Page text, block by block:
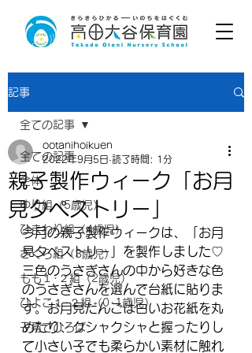
記事
全ての記事
全体
ゆり組（5歳児）
ひまわり組（4歳児）
さくら組（3歳児）
もも１･２組（2歳児）
ひよこ１･２組（0･1歳児）
子育てひろば
全ての記事
親子製作ウィーク「お月
見タペストリー」
ootanihoikuen
2022年9月5日 読了時間: 1分
今月の親子製作ウィークは、「お月
見タペストリー」を製作しました♡
三色のうさぎさんの中から好きな色
のうさぎさんを選んで台紙に貼りま
す。お月見だんごは白いお花紙を丸
めたり、クシャクシャと握ったりし
て小さい子でも柔らかい素材に触れ